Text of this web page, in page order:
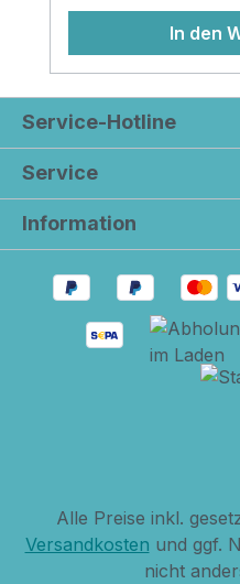
und gold und
Greengate so in
Die verschiedenen
perfekt miteinander
Jahr deine
neuen
decken als im
gelungene
Greengate...du
Becher Xmas letter
origineller
nordischen
Briefmarkendesign
Becher darf in
In den
Service-Hotline
Service
Information
Alle Preise inkl.
Versandkosten und ggf.
nicht